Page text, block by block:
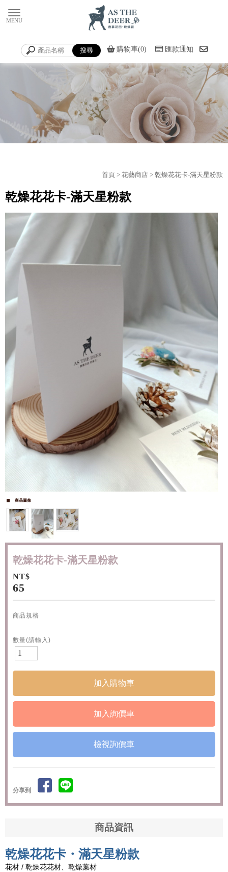
購物車(0) 匯款通知
首頁 > 花藝商店 > 乾燥花花卡-滿天星粉款
乾燥花花卡-滿天星粉款
商品圖像
乾燥花花卡-滿天星粉款
NT$
65
商品規格
數量(請輸入)
檢視詢價車
分享到
商品資訊
乾燥花花卡・滿天星粉款
花材 / 乾燥花花材、乾燥葉材